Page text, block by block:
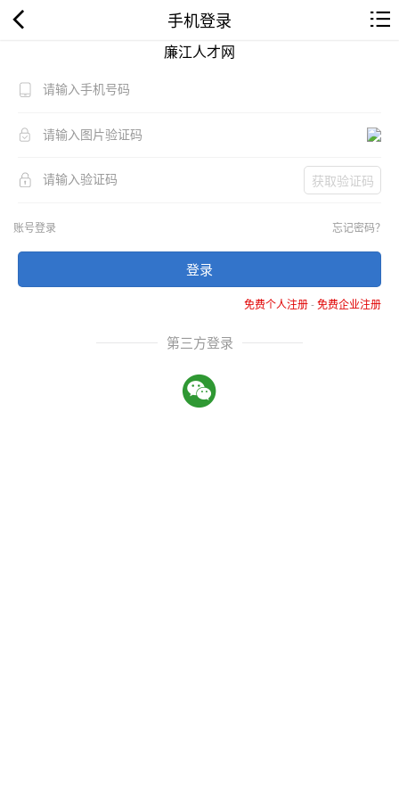
手机登录
廉江人才网
获取验证码
账号登录 忘记密码？
登录
免费个人注册-免费企业注册
第三方登录